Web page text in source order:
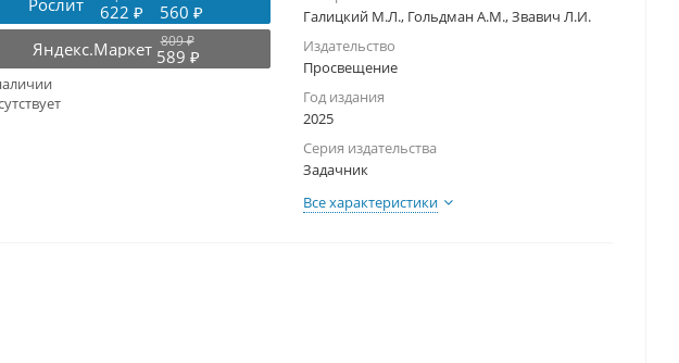
622 ₽
560 ₽
Яндекс.Маркет 809 ₽
589 ₽
Галицкий М.Л., Гольдман А.М., Звавич Л.И.
Издательство
Просвещение
Год издания
2025
Серия издательства
Задачник
Все характеристики